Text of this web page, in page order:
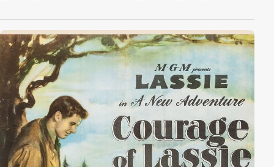
und zwei Farmer werden von einem Tornado in das
Land Oz gefegt …